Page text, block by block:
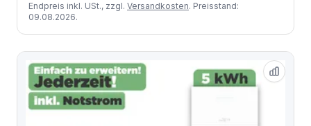
Endpreis inkl. USt., zzgl. Versandkosten. Preisstand:
09.08.2026.